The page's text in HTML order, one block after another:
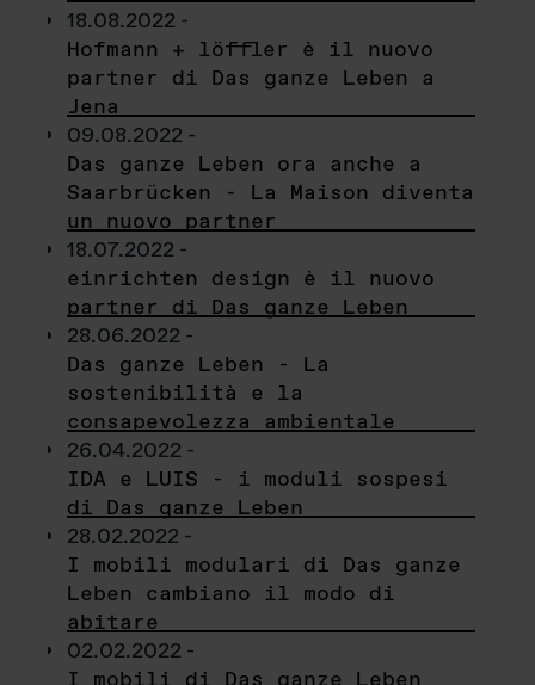
18.08.2022 -
Hofmann + löffler è il nuovo
partner di Das ganze Leben a
Jena
09.08.2022 -
Das ganze Leben ora anche a
Saarbrücken - La Maison diventa
un nuovo partner
18.07.2022 -
einrichten design è il nuovo
partner di Das ganze Leben
28.06.2022 -
Das ganze Leben - La
sostenibilità e la
consapevolezza ambientale
26.04.2022 -
IDA e LUIS - i moduli sospesi
di Das ganze Leben
28.02.2022 -
I mobili modulari di Das ganze
Leben cambiano il modo di
abitare
02.02.2022 -
I mobili di Das ganze Leben